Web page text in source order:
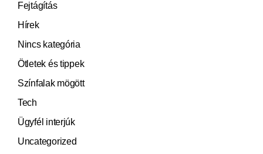
Fejtágítás
Hírek
Nincs kategória
Ötletek és tippek
Színfalak mögött
Tech
Ügyfél interjúk
Uncategorized